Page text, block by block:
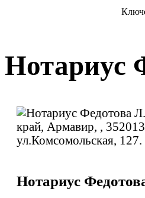
Нотариус
Нотариус